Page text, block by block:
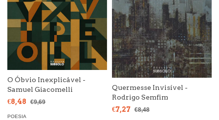
O Óbvio Inexplicável -
Samuel Giacomelli
€8,48
€9,69
POESIA
Quermesse Invisível -
Rodrigo Semfim
€7,27 €8,48